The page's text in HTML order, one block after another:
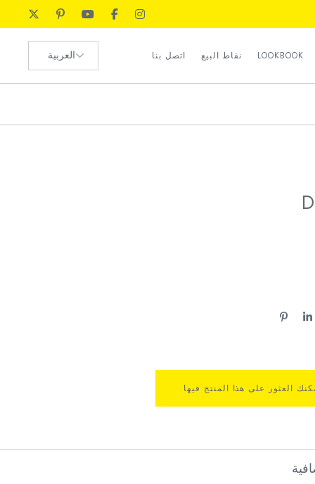
LOOKBOOK نقاط البيع اتصل بنا
اختر
رضا العملاء
الموارد البشرية
العثور على هذا المنتج فيها